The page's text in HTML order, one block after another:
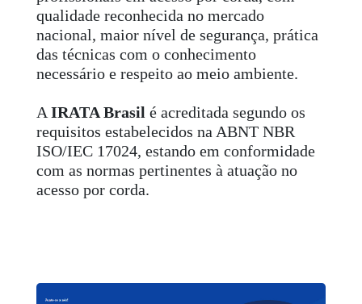
qualidade reconhecida no mercado
nacional, maior nível de segurança, prática
das técnicas com o conhecimento
necessário e respeito ao meio ambiente.
A IRATA Brasil é acreditada segundo os
requisitos estabelecidos na ABNT NBR
ISO/IEC 17024, estando em conformidade
com as normas pertinentes à atuação no
acesso por corda.